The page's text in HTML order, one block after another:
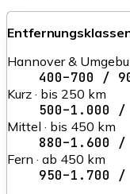
Hannover &
400–700 /
Kurz · bis 250 km
500–1.000
Mittel · bis 450 km
880–1.600
Fern · ab 450 km
950–1.700